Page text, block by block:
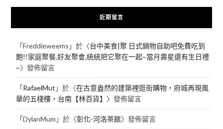
近期留言
「Freddieweems 」於〈台中美食|聚 日式鍋物自助吧免費吃到
飽!!家庭聚餐,好友聚會,統統把它聚在一起~當月壽星還有生日禮
~〉發佈留言
「RafaelMut 」於〈在古意盎然的建築裡逛街購物，府城再現風
華的五棧樓，台南【林百貨】 〉發佈留言
「DylanMum 」於〈彰化-河洛茶館〉發佈留言